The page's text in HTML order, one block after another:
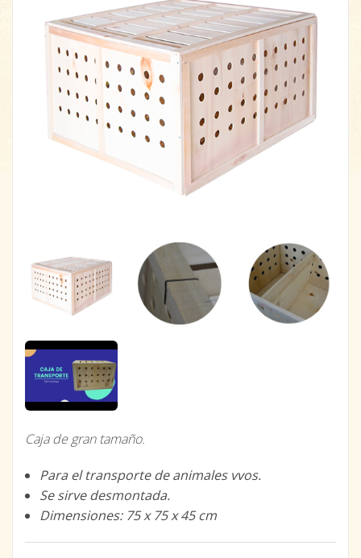
Caja de gran tamaño.
Para el transporte de animales vvos.
Se sirve desmontada.
Dimensiones: 75 x 75 x 45 cm